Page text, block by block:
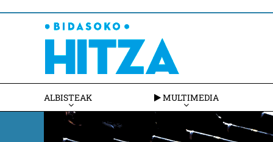
ALBISTEAK MULTIMEDIA